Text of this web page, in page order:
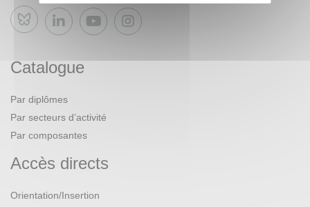
Bluesky
Catalogue
Par diplômes
Par secteurs d’activité
Par composantes
Accès directs
Orientation/Insertion